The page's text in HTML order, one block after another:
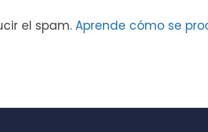
el spam. Aprende cómo se